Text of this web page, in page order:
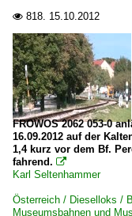
 818. 15.10.2012
FROWOS 2062 053-0
16.09.2012 auf der
1,4 kurz vor dem Bf.
fahrend. 
Karl Seltenhammer
Österreich / Dieselloks /
Museumsbahnen und